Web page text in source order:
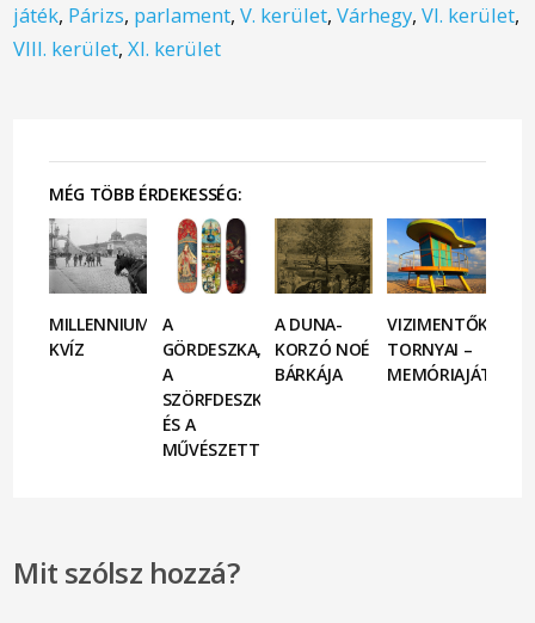
játék, Párizs, parlament,V. kerület,Várhegy,VI. kerület,
VIII. kerület,XI. kerület
MÉG TÖBB ÉRDEKESSÉG:
MILLENNIUMI
KVÍZ
A
GÖRDESZKA,
A
SZÖRFDESZKA
ÉS A
MŰVÉSZETTÖRTÉNET
A DUNA-
KORZÓ NOÉ
BÁRKÁJA
VIZIMENTŐK
TORNYAI –
MEMÓRIAJÁTÉK
Mit szólsz hozzá?